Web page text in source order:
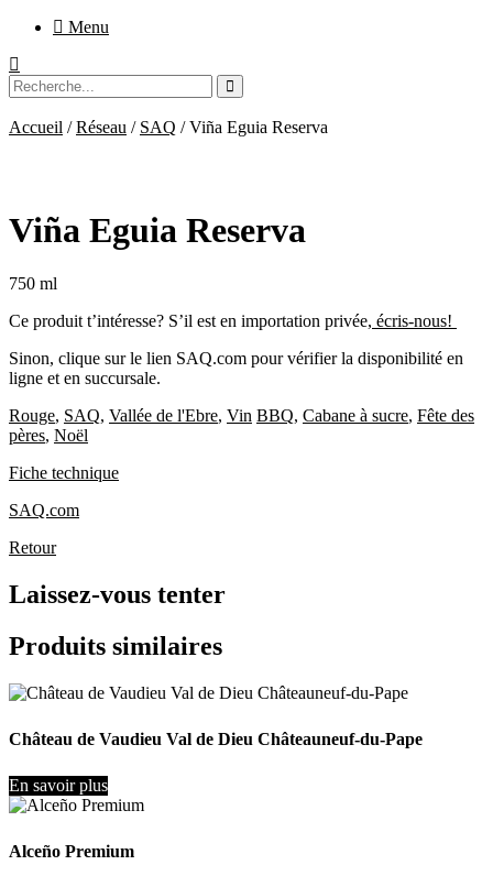
Aller
contenu
Menu
Accueil /Réseau / SAQ / Viña Eguia Reserva
Viña Eguia Reserva
750 ml
Ce produit t’intéresse? S’il est en importation privée, écris-nous!
Sinon, clique sur le lien SAQ.com pour vérifier la disponibilité en
ligne et en succursale.
Rouge, SAQ, Vallée de l'Ebre, Vin BBQ, Cabane à sucre, Fête des
pères, Noël
Fiche technique
SAQ.com
Retour
Laissez-vous tenter
Produits similaires
Château de Vaudieu Val de Dieu Châteauneuf-du-Pape
En savoir plus
Alceño Premium